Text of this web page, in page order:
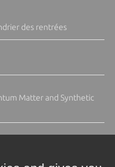
des rentrées
Matter and Synthetic